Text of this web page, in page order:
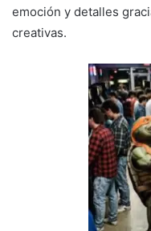
emoción y detalles
creativas.